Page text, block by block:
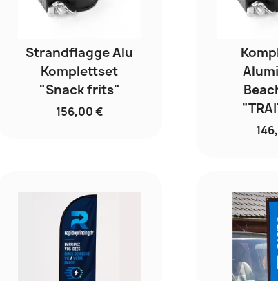
Strandflagge Alu
Komplettset
"Snack frits"
156,00 €